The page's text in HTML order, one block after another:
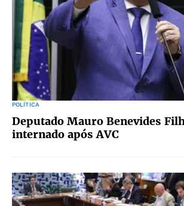
POLÍTICA
Deputado Mauro Benevides
internado após AVC